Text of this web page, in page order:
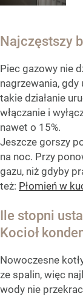
Najczęstszy
Piec gazowy nie
nagrzewania, gdy
takie działanie
włączanie i
nawet o 15%.
Jeszcze gorszy
na noc. Przy
gazu, niż gdyby
też: Płomień w
Ile stopni
Kocioł
Nowoczesne
ze spalin, więc
wody nie